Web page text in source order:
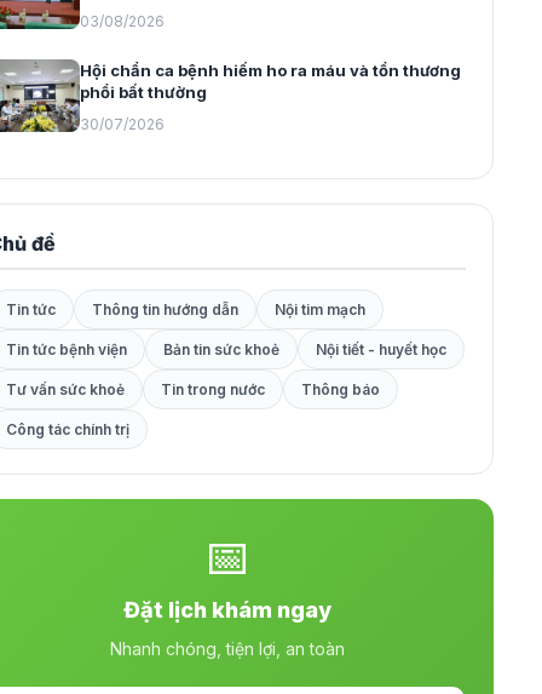
03/08/2026
Hội chẩn ca bệnh hiếm ho ra máu và tổn thương
phổi bất thường
30/07/2026
đề
Tin tức Thông tin hướng dẫn Nội tim mạch
Tin tức bệnh viện Bản tin sức khoẻ Nội tiết - huyết học
Tư vấn sức khoẻ Tin trong nước Thông báo
Công tác chính trị
📅
Đặt lịch khám ngay
Nhanh chóng, tiện lợi, an toàn